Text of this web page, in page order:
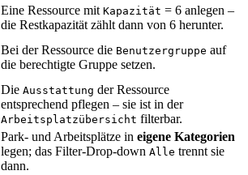
Eine Ressource mit Kapazität = 6 anlegen –
die Restkapazität zählt dann von 6 herunter.
Bei der Ressource die Benutzergruppe auf
die berechtigte Gruppe setzen.
Die Ausstattung der Ressource
entsprechend pflegen – sie ist in der
Arbeitsplatzübersicht filterbar.
Park- und Arbeitsplätze in eigene Kategorien
legen; das Filter-Drop-down Alle trennt sie
dann.